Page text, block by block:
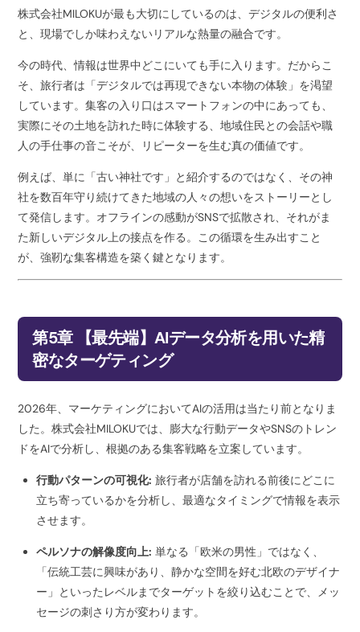
株式会社MILOKUが最も大切にしているのは、デジタルの便利さ
と、現場でしか味わえないリアルな熱量の融合です。
今の時代、情報は世界中どこにいても手に入ります。だからこ
そ、旅行者は「デジタルでは再現できない本物の体験」を渇望
しています。集客の入り口はスマートフォンの中にあっても、
実際にその土地を訪れた時に体験する、地域住民との会話や職
人の手仕事の音こそが、リピーターを生む真の価値です。
例えば、単に「古い神社です」と紹介するのではなく、その神
社を数百年守り続けてきた地域の人々の想いをストーリーとし
て発信します。オフラインの感動がSNSで拡散され、それがま
た新しいデジタル上の接点を作る。この循環を生み出すこと
が、強靭な集客構造を築く鍵となります。
第5章 【最先端】AIデータ分析を用いた精
密なターゲティング
2026年、マーケティングにおいてAIの活用は当たり前となりま
した。株式会社MILOKUでは、膨大な行動データやSNSのトレン
ドをAIで分析し、根拠のある集客戦略を立案しています。
行動パターンの可視化: 旅行者が店舗を訪れる前後にどこに
立ち寄っているかを分析し、最適なタイミングで情報を表示
させます。
ペルソナの解像度向上: 単なる「欧米の男性」ではなく、
「伝統工芸に興味があり、静かな空間を好む北欧のデザイナ
ー」といったレベルまでターゲットを絞り込むことで、メッ
セージの刺さり方が変わります。